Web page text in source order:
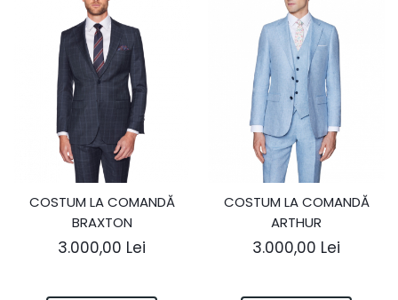
COSTUM LA COMANDĂ
BRAXTON
3.000,00 Lei
COSTUM LA COMANDĂ
ARTHUR
3.000,00 Lei